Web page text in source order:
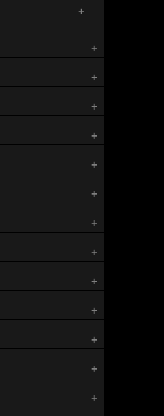
+
+
+
+
+
+
+
+
+
+
+
+
+
+